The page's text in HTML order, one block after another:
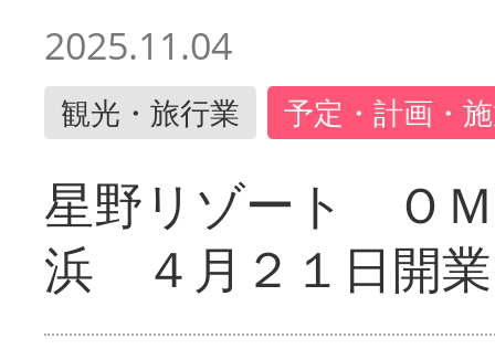
2025.11.04
観光・旅行業 予定・計画・
星野リゾート Ｏ
浜 ４月２１日開業